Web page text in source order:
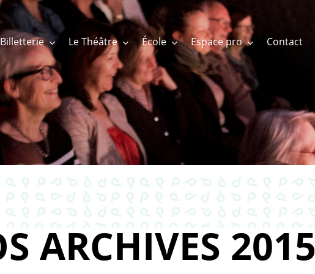
Billetterie Le Théâtre École Espace pro Contact
ARCHIVES 2015